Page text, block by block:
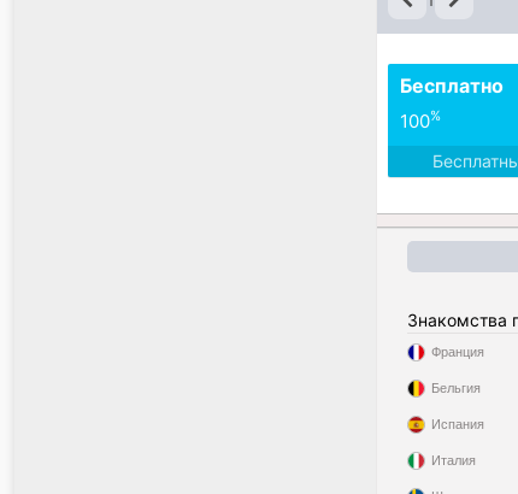
Бесплатно
100%
Знакомства
Франция
Бельгия
Испания
Италия